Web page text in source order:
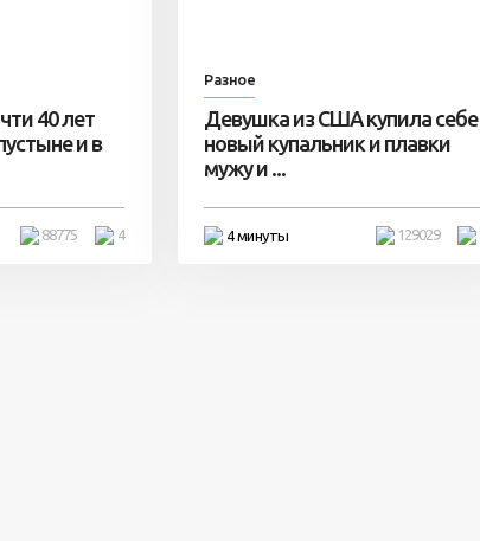
40 лет
и в
4
88775
Разное
Девушка из США купила себе
новый купальник и плавки
мужу и ...
4 минуты 129029